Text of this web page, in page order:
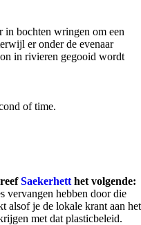
bochten wringen om een
er onder de evenaar
in rivieren gegooid wordt
of time.
Saekerhett het volgende:
vervangen hebben door die
alsof je de lokale krant aan het
met dat plasticbeleid.